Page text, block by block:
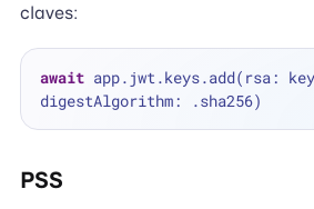
claves:
await app.jwt.keys.add(rsa:
PSS